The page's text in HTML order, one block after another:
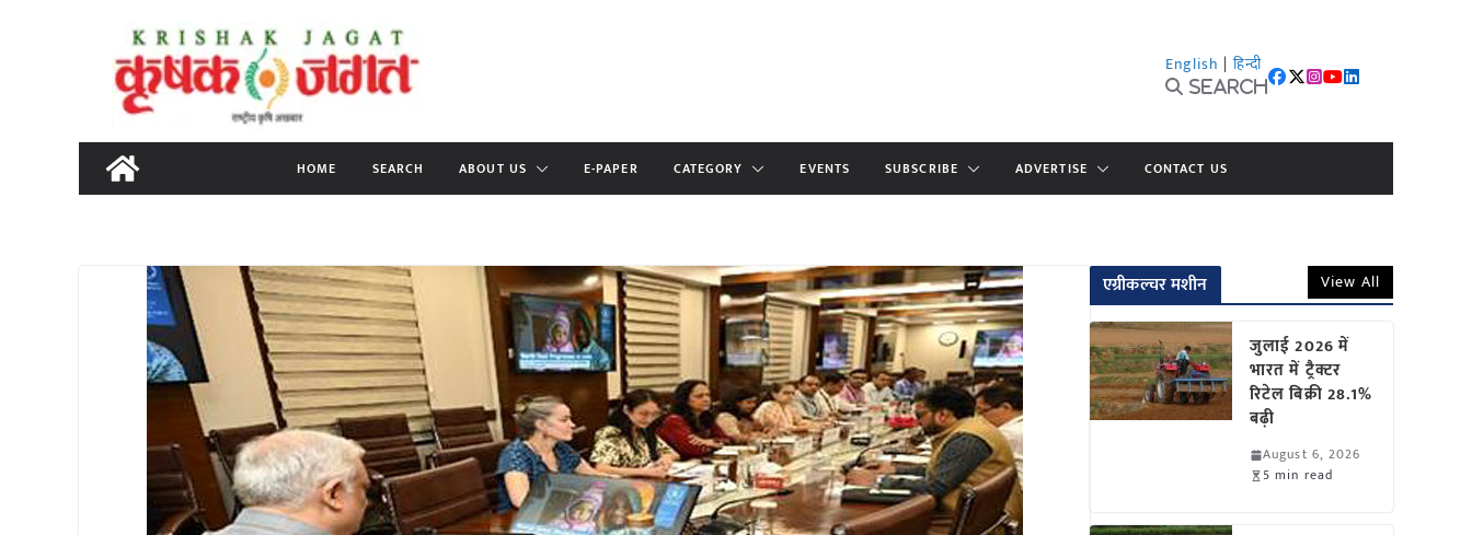
content
English | हिन्दी
Search
HOME SEARCH ABOUT US E-PAPER CATEGORY EVENTS SUBSCRIBE ADVERTISE CONTACT US
एग्रीकल्चर मशीन View All
जुलाई 2026 में
भारत में ट्रैक्टर
रिटेल बिक्री 28.1%
बढ़ी
August 6, 2026
5 min read